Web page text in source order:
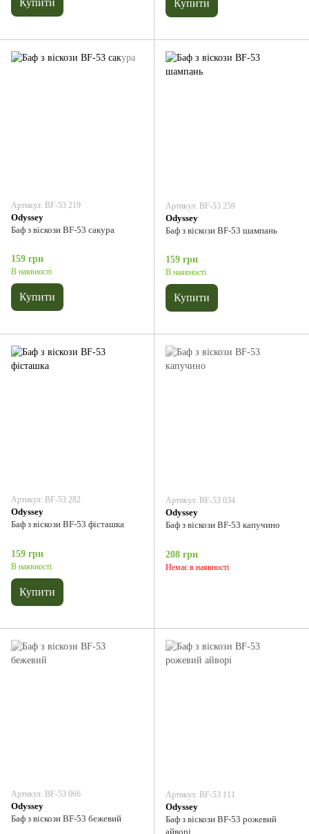
Купити Купити
Артикул: BF-53 219
Odyssey
Баф з віскози BF-53 сакура
159 грн
В наявності
Купити
Артикул: BF-53 259
Odyssey
Баф з віскози BF-53 шампань
159 грн
В наявності
Купити
Артикул: BF-53 282
Odyssey
Баф з віскози BF-53 фісташка
159 грн
В наявності
Купити
Артикул: BF-53 034
Odyssey
Баф з віскози BF-53 капучино
208 грн
Немає в наявності
Артикул: BF-53 066
Odyssey
Баф з віскози BF-53 бежевий
Артикул: BF-53 111
Odyssey
Баф з віскози BF-53 рожевий
айворі